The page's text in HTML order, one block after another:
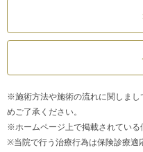
※施術方法や施術の流れに関しま
めご了承ください。
※ホームページ上で掲載されている
※当院で行う治療行為は保険診療適